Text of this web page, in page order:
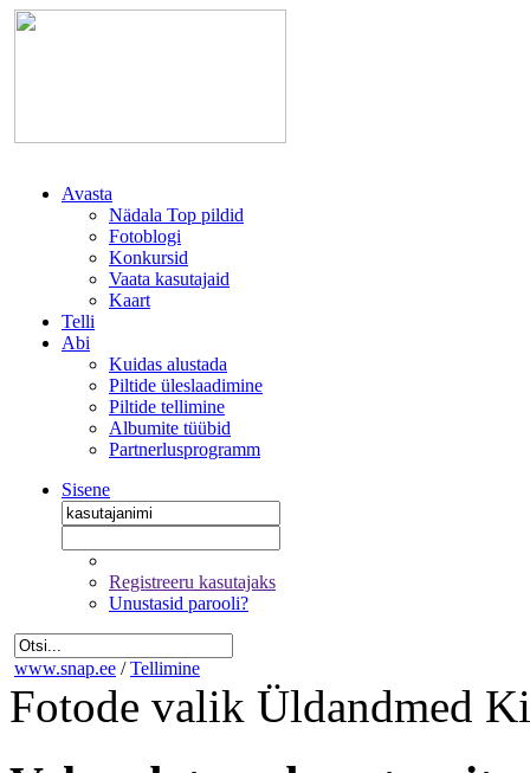
Avasta
Nädala Top pildid
Fotoblogi
Konkursid
Vaata kasutajaid
Kaart
Telli
Abi
Kuidas alustada
Piltide üleslaadimine
Piltide tellimine
Albumite tüübid
Partnerlusprogramm
Sisene
Registreeru kasutajaks
Unustasid parooli?
www.snap.ee / Tellimine
Fotode valik Üldandmed